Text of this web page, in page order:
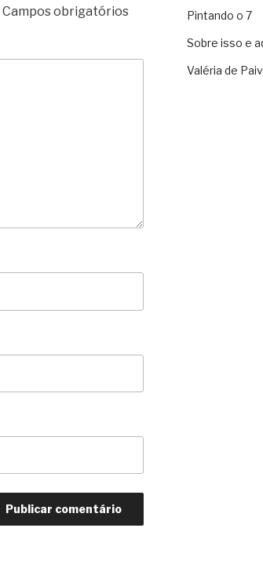
Campos obrigatórios
Pintando o 7
Sobre isso e
Valéria de